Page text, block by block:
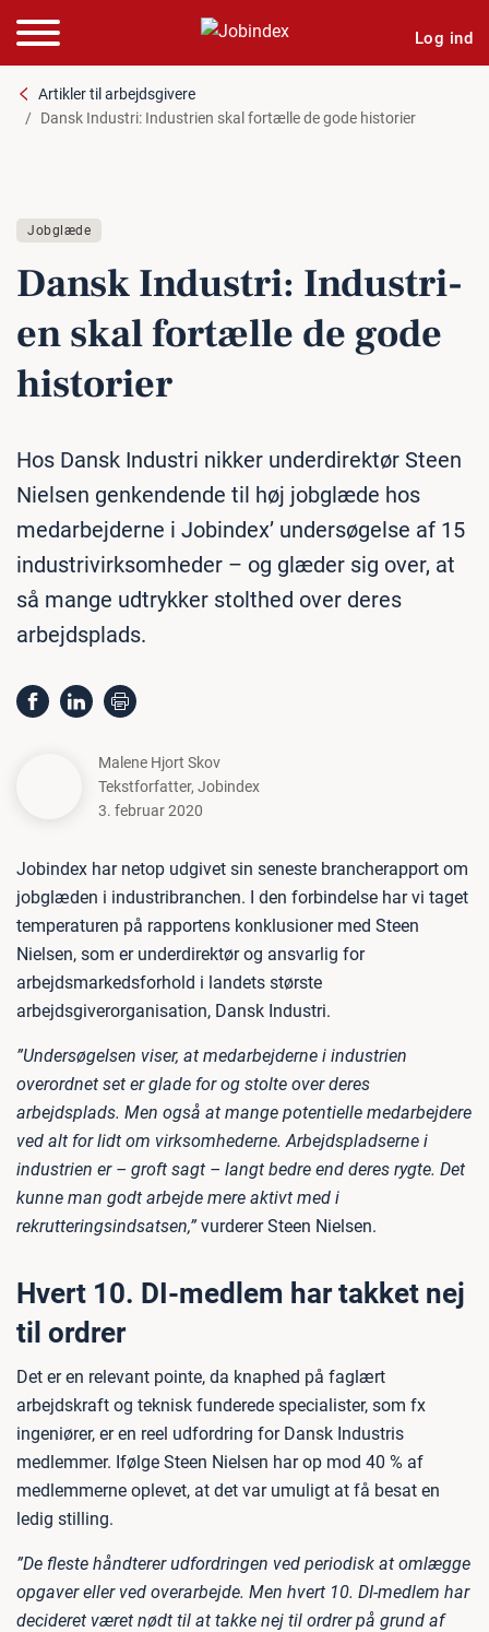
Log ind
Artikler til arbejdsgivere
Dansk Industri: Industrien skal fortælle de gode historier
Jobglæde
Dansk Industri: In­du­stri­
en skal fortælle de gode
historier
Hos Dansk Industri nikker underdirektør Steen
Nielsen genkendende til høj jobglæde hos
medarbejderne i Jobindex’ undersøgelse af 15
industrivirksomheder – og glæder sig over, at
så mange udtrykker stolthed over deres
arbejdsplads.
Malene Hjort Skov
Tekstforfatter, Jobindex
3. februar 2020
Jobindex har netop udgivet sin seneste brancherapport om
jobglæden i industribranchen. I den forbindelse har vi taget
temperaturen på rapportens konklusioner med Steen
Nielsen, som er underdirektør og ansvarlig for
arbejdsmarkedsforhold i landets største
arbejdsgiverorganisation, Dansk Industri.
”Undersøgelsen viser, at medarbejderne i industrien
overordnet set er glade for og stolte over deres
arbejdsplads. Men også at mange potentielle medarbejdere
ved alt for lidt om virksomhederne. Arbejdspladserne i
industrien er – groft sagt – langt bedre end deres rygte. Det
kunne man godt arbejde mere aktivt med i
rekrutteringsindsatsen,” vurderer Steen Nielsen.
Hvert 10. DI-medlem har takket nej
til ordrer
Det er en relevant pointe, da knaphed på faglært
arbejdskraft og teknisk funderede specialister, som fx
ingeniører, er en reel udfordring for Dansk Industris
medlemmer. Ifølge Steen Nielsen har op mod 40 % af
medlemmerne oplevet, at det var umuligt at få besat en
ledig stilling.
”De fleste håndterer udfordringen ved periodisk at omlægge
opgaver eller ved overarbejde. Men hvert 10. DI-medlem har
decideret været nødt til at takke nej til ordrer på grund af